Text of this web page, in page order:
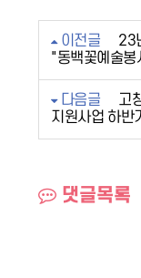
이전글
23
"동백꽃예술봉
다음글
고
지원사업 하반
댓글목록